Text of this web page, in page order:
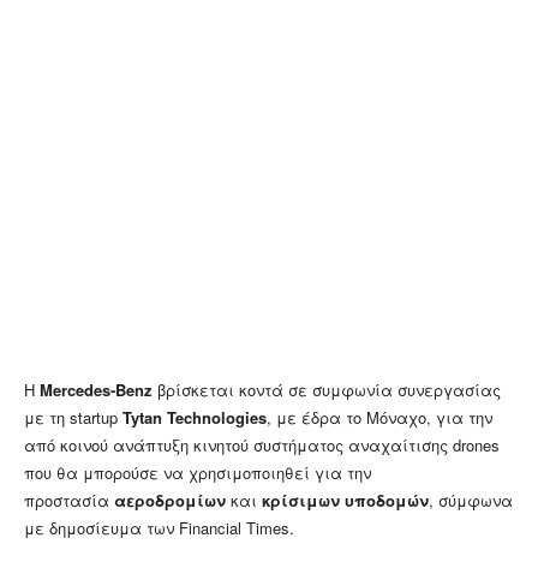
Η Mercedes-Benz βρίσκεται κοντά σε συμφωνία συνεργασίας
με τη startup Tytan Technologies, με έδρα το Μόναχο, για την
από κοινού ανάπτυξη κινητού συστήματος αναχαίτισης drones
που θα μπορούσε να χρησιμοποιηθεί για την
προστασία αεροδρομίων και κρίσιμων υποδομών, σύμφωνα
με δημοσίευμα των Financial Times.